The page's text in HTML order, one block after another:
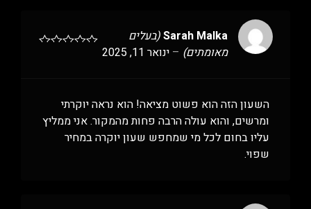
Sarah Malka(בעלים
מאומתים) – ינואר 11, 2025
השעון הזה הוא פשוט מציאה! הוא נראה יוקרתי
ומרשים, והוא עולה הרבה פחות מהמקור. אני ממליץ
עליו בחום לכל מי שמחפש שעון יוקרה במחיר
שפוי.